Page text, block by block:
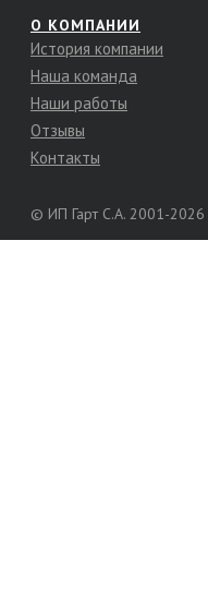
О КОМПАНИИ
История компании
Наша команда
Наши работы
Отзывы
Контакты
© ИП Гарт С.А. 2001-2026